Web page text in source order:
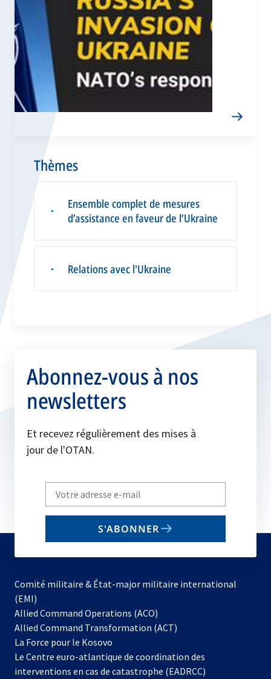
Thèmes
▪
Ensemble complet de mesures
d’assistance en faveur de l’Ukraine
▪ Relations avec l'Ukraine
Abonnez-vous à nos
newsletters
Et recevez régulièrement des mises à
jour de l'OTAN.
Write
your
email
S'ABONNER
Comité militaire & État-major militaire international
(EMI)
Allied Command Operations (ACO)
dans
nouvel
onglet
Allied Command Transformation (ACT)
La Force pour le Kosovo
dans
un
Le Centre euro-atlantique de coordination des
interventions en cas de catastrophe (EADRCC)